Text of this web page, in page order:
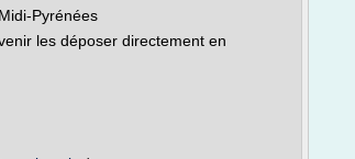
Pyrénées
les déposer directement en